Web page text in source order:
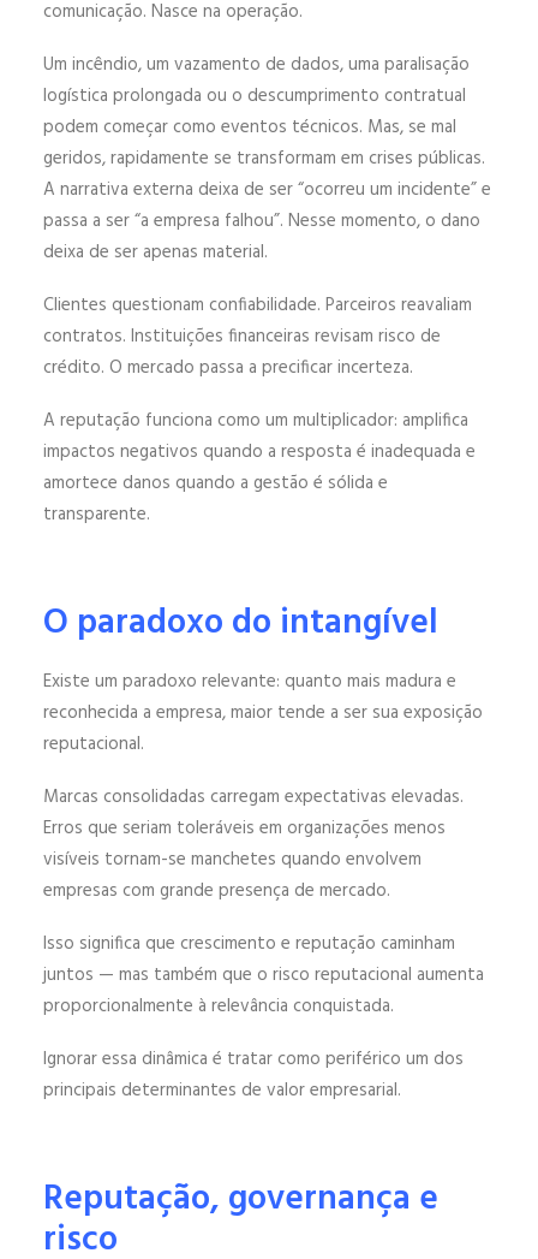
comunicação. Nasce na operação.
Um incêndio, um vazamento de dados, uma paralisação
logística prolongada ou o descumprimento contratual
podem começar como eventos técnicos. Mas, se mal
geridos, rapidamente se transformam em crises públicas.
A narrativa externa deixa de ser “ocorreu um incidente” e
passa a ser “a empresa falhou”. Nesse momento, o dano
deixa de ser apenas material.
Clientes questionam confiabilidade. Parceiros reavaliam
contratos. Instituições financeiras revisam risco de
crédito. O mercado passa a precificar incerteza.
A reputação funciona como um multiplicador: amplifica
impactos negativos quando a resposta é inadequada e
amortece danos quando a gestão é sólida e
transparente.
O paradoxo do intangível
Existe um paradoxo relevante: quanto mais madura e
reconhecida a empresa, maior tende a ser sua exposição
reputacional.
Marcas consolidadas carregam expectativas elevadas.
Erros que seriam toleráveis em organizações menos
visíveis tornam-se manchetes quando envolvem
empresas com grande presença de mercado.
Isso significa que crescimento e reputação caminham
juntos — mas também que o risco reputacional aumenta
proporcionalmente à relevância conquistada.
Ignorar essa dinâmica é tratar como periférico um dos
principais determinantes de valor empresarial.
Reputação, governança e
risco